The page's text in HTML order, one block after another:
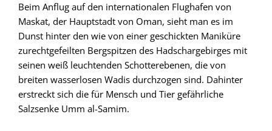
Beim Anflug auf den internationalen Flughafen von
Maskat, der Hauptstadt von Oman, sieht man es im
Dunst hinter den wie von einer geschickten Maniküre
zurechtgefeilten Bergspitzen des Hadschargebirges mit
seinen weiß leuchtenden Schotterebenen, die von
breiten wasserlosen Wadis durchzogen sind. Dahinter
erstreckt sich die für Mensch und Tier gefährliche
Salzsenke Umm al-Samim.